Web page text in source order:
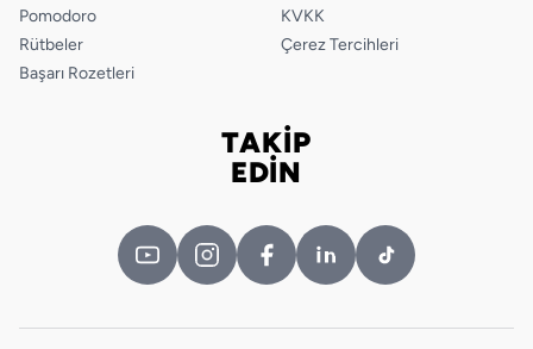
Pomodoro
Rütbeler
Başarı Rozetleri
KVKK
Çerez Tercihleri
TAKİP
EDİN